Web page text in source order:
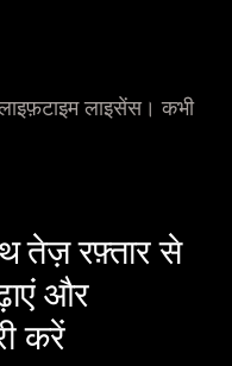
लाइसेंस। कभी
तेज़ रफ़्तार से
और
करें